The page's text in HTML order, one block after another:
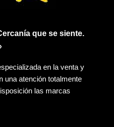
que se siente.
en la venta y
una atención totalmente
las marcas